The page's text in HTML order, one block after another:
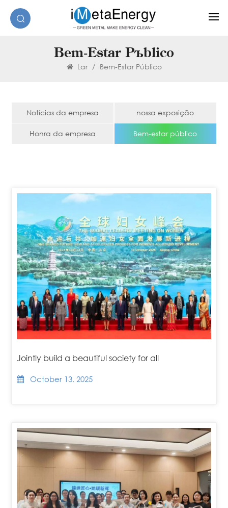
Bem-Estar Público
Lar / Bem-Estar Público
Notícias da empresa nossa exposição
Honra da empresa Bem-estar público
Jointly build a beautiful society for all
October 13, 2025